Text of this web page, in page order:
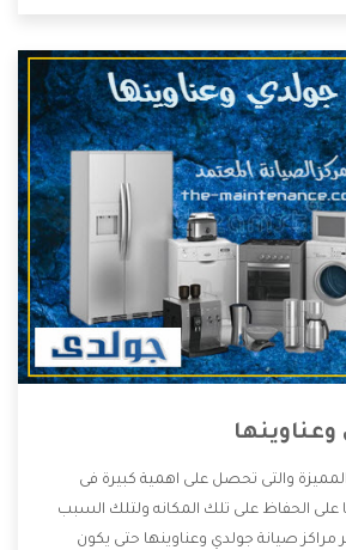
لكثير من العملاء
والتى تحصل على اهمية كبيرة فى
على الحفاظ على تلك المكانه ولتلك السبب
مراكز صيانة جولدي وعناوينها حتى يكون